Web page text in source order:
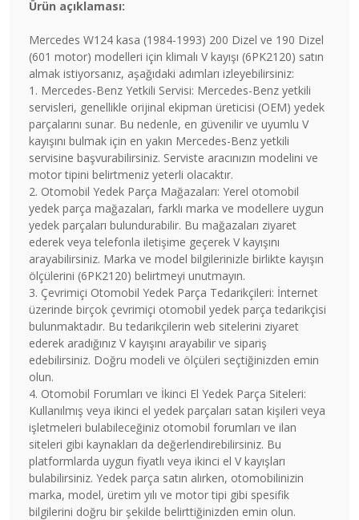
Ürün açıklaması:
Mercedes W124 kasa (1984-1993) 200 Dizel ve 190 Dizel
(601 motor) modelleri için klimalı V kayışı (6PK2120) satın
almak istiyorsanız, aşağıdaki adımları izleyebilirsiniz:
1. Mercedes-Benz Yetkili Servisi: Mercedes-Benz yetkili
servisleri, genellikle orijinal ekipman üreticisi (OEM) yedek
parçalarını sunar. Bu nedenle, en güvenilir ve uyumlu V
kayışını bulmak için en yakın Mercedes-Benz yetkili
servisine başvurabilirsiniz. Serviste aracınızın modelini ve
motor tipini belirtmeniz yeterli olacaktır.
2. Otomobil Yedek Parça Mağazaları: Yerel otomobil
yedek parça mağazaları, farklı marka ve modellere uygun
yedek parçaları bulundurabilir. Bu mağazaları ziyaret
ederek veya telefonla iletişime geçerek V kayışını
arayabilirsiniz. Marka ve model bilgilerinizle birlikte kayışın
ölçülerini (6PK2120) belirtmeyi unutmayın.
3. Çevrimiçi Otomobil Yedek Parça Tedarikçileri: İnternet
üzerinde birçok çevrimiçi otomobil yedek parça tedarikçisi
bulunmaktadır. Bu tedarikçilerin web sitelerini ziyaret
ederek aradığınız V kayışını arayabilir ve sipariş
edebilirsiniz. Doğru modeli ve ölçüleri seçtiğinizden emin
olun.
4. Otomobil Forumları ve İkinci El Yedek Parça Siteleri:
Kullanılmış veya ikinci el yedek parçaları satan kişileri veya
işletmeleri bulabileceğiniz otomobil forumları ve ilan
siteleri gibi kaynakları da değerlendirebilirsiniz. Bu
platformlarda uygun fiyatlı veya ikinci el V kayışları
bulabilirsiniz. Yedek parça satın alırken, otomobilinizin
marka, model, üretim yılı ve motor tipi gibi spesifik
bilgilerini doğru bir şekilde belirttiğinizden emin olun.